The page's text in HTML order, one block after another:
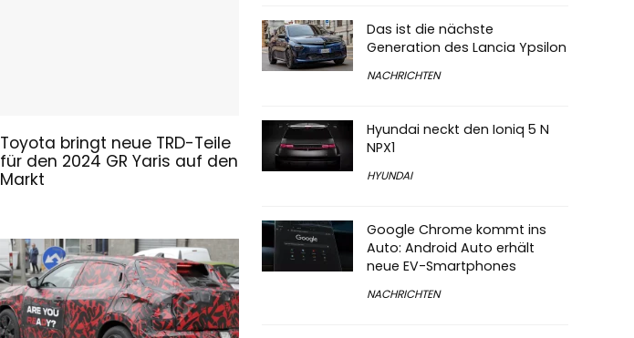
Toyota bringt neue TRD-Teile
für den 2024 GR Yaris auf den
Markt
Das ist die nächste
Generation des Lancia Ypsilon
NACHRICHTEN
Hyundai neckt den Ioniq 5 N
NPX1
HYUNDAI
Google Chrome kommt ins
Auto: Android Auto erhält
neue EV-Smartphones
NACHRICHTEN